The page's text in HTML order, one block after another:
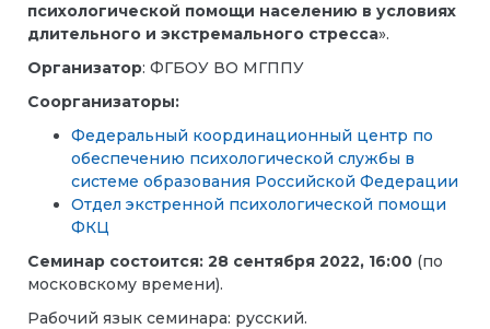
психологической помощи населению в условиях
длительного и экстремального стресса».
Организатор: ФГБОУ ВО МГППУ
Соорганизаторы:
Федеральный координационный центр по
обеспечению психологической службы в
системе образования Российской Федерации
Отдел экстренной психологической помощи
ФКЦ
Семинар состоится: 28 сентября 2022, 16:00 (по
московскому времени).
Рабочий язык семинара: русский.